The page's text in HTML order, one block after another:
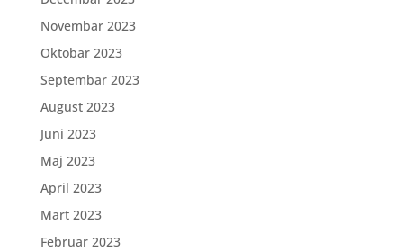
Novembar 2023
Oktobar 2023
Septembar 2023
August 2023
Juni 2023
Maj 2023
April 2023
Mart 2023
Februar 2023